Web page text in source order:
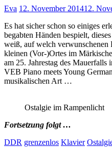
Eva 12. November 201412.
Es hat sicher schon so einiges
begabten Händen bespielt,
weiß, auf welch verwunschenen
kleinen (Vor-)Ortes im
am 25. Jahrestag des
VEB Piano meets Young
musikalischen Art …
Ostalgie im Rampenlicht
Fortsetzung folgt …
DDR grenzenlos Klavier